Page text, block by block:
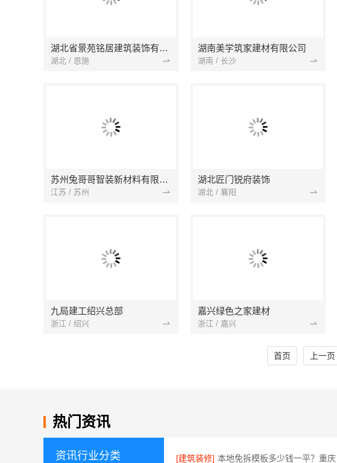
湖北省景苑铭居建筑装饰有限公司
湖北 / 恩施
湖南美学筑家建材有限公司
湖南 / 长沙
苏州兔哥哥智装新材料有限公司
江苏 / 苏州
湖北匠门锐府装饰
湖北 / 襄阳
九局建工绍兴总部
浙江 / 绍兴
嘉兴绿色之家建材
浙江 / 嘉兴
首页 上一页
热门资讯
资讯行业分类 [建筑装修]